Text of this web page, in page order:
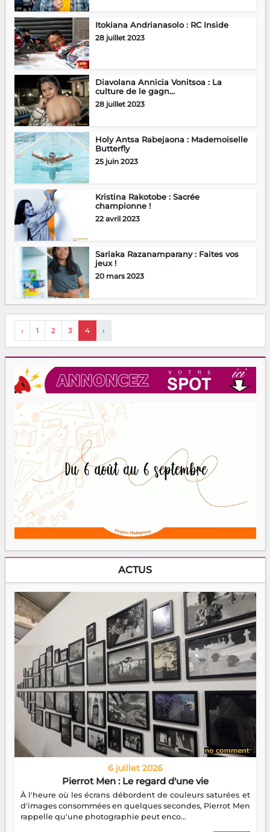
Itokiana Andrianasolo : RC Inside
28 juillet 2023
Diavolana Annicia Vonitsoa : La
culture de le gagn...
28 juillet 2023
Holy Antsa Rabejaona : Mademoiselle
Butterfly
25 juin 2023
Kristina Rakotobe : Sacrée
championne !
22 avril 2023
Sariaka Razanamparany : Faites vos
jeux !
20 mars 2023
‹ 1 2 3 4 ›
ACTUS
6 juillet 2026
Pierrot Men : Le regard d'une vie
À l'heure où les écrans débordent de couleurs saturées et
d'images consommées en quelques secondes, Pierrot Men
rappelle qu'une photographie peut enco...